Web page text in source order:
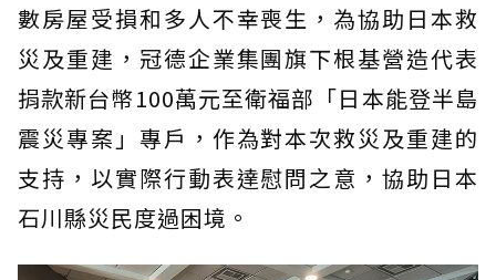
數房屋受損和多人不幸喪生，為協助日本救
災及重建，冠德企業集團旗下根基營造代表
捐款新台幣100萬元至衛福部「日本能登半島
震災專案」專戶，作為對本次救災及重建的
支持，以實際行動表達慰問之意，協助日本
石川縣災民度過困境。